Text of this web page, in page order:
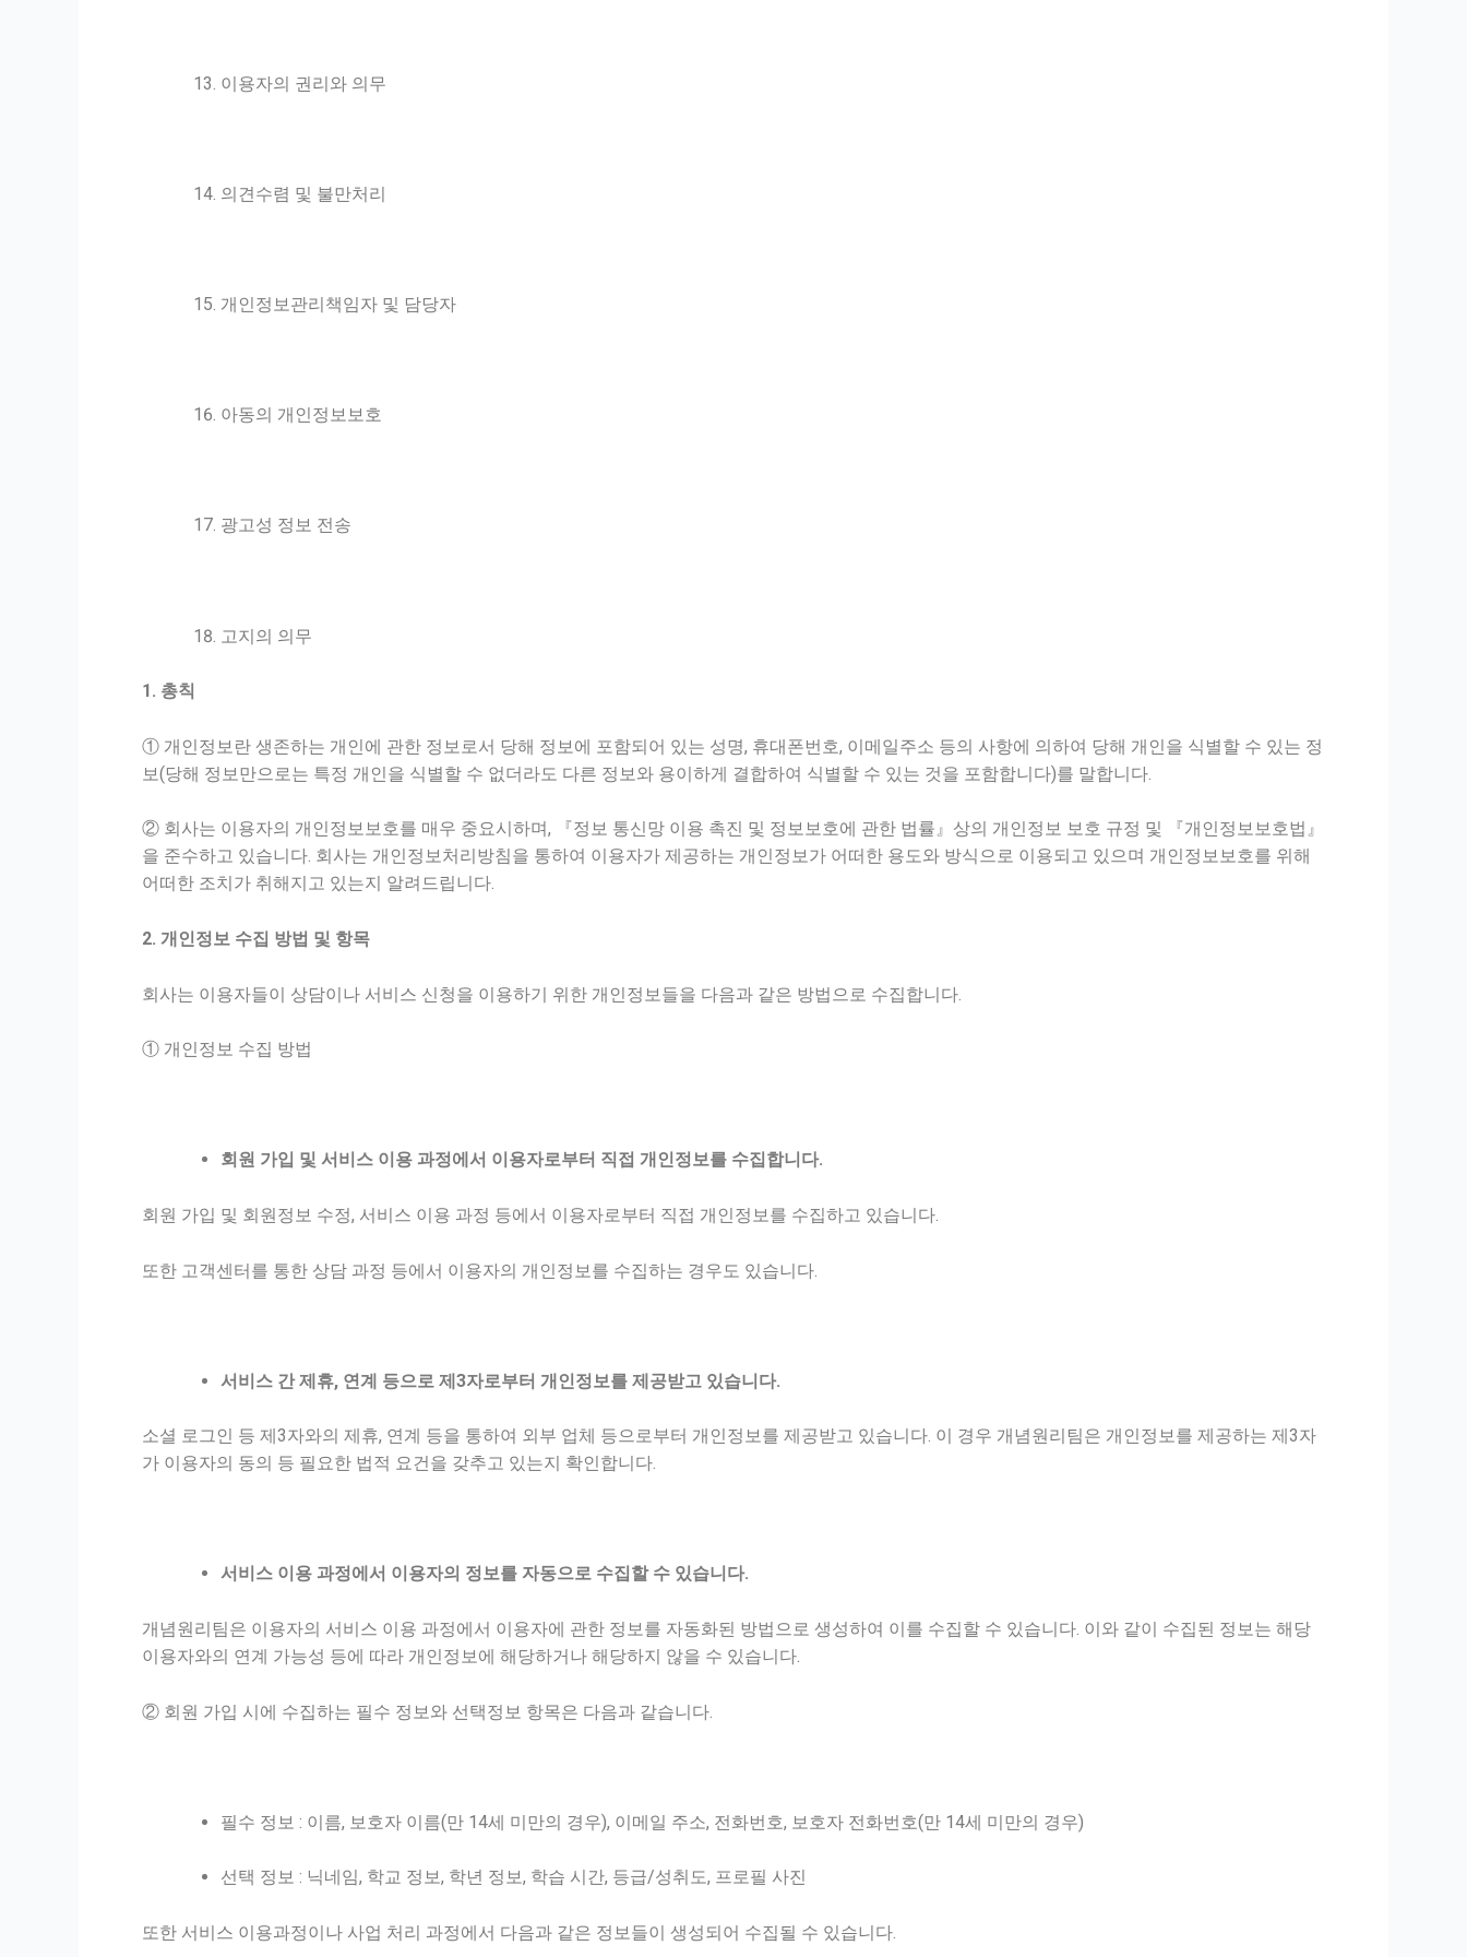
이용자의 권리와 의무
의견수렴 및 불만처리
개인정보관리책임자 및 담당자
아동의 개인정보보호
광고성 정보 전송
고지의 의무
1. 총칙
① 개인정보란 생존하는 개인에 관한 정보로서 당해 정보에 포함되어 있는 성명, 휴대폰번호, 이메일주소 등의 사항에 의하여 당해 개인을 식별할 수 있는 정
보(당해 정보만으로는 특정 개인을 식별할 수 없더라도 다른 정보와 용이하게 결합하여 식별할 수 있는 것을 포함합니다)를 말합니다.
② 회사는 이용자의 개인정보보호를 매우 중요시하며, 『정보 통신망 이용 촉진 및 정보보호에 관한 법률』상의 개인정보 보호 규정 및 『개인정보보호법』
을 준수하고 있습니다. 회사는 개인정보처리방침을 통하여 이용자가 제공하는 개인정보가 어떠한 용도와 방식으로 이용되고 있으며 개인정보보호를 위해
어떠한 조치가 취해지고 있는지 알려드립니다.
2. 개인정보 수집 방법 및 항목
회사는 이용자들이 상담이나 서비스 신청을 이용하기 위한 개인정보들을 다음과 같은 방법으로 수집합니다.
① 개인정보 수집 방법
회원 가입 및 서비스 이용 과정에서 이용자로부터 직접 개인정보를 수집합니다.
회원 가입 및 회원정보 수정, 서비스 이용 과정 등에서 이용자로부터 직접 개인정보를 수집하고 있습니다.
또한 고객센터를 통한 상담 과정 등에서 이용자의 개인정보를 수집하는 경우도 있습니다.
서비스 간 제휴, 연계 등으로 제3자로부터 개인정보를 제공받고 있습니다.
소셜 로그인 등 제3자와의 제휴, 연계 등을 통하여 외부 업체 등으로부터 개인정보를 제공받고 있습니다. 이 경우 개념원리팀은 개인정보를 제공하는 제3자
가 이용자의 동의 등 필요한 법적 요건을 갖추고 있는지 확인합니다.
서비스 이용 과정에서 이용자의 정보를 자동으로 수집할 수 있습니다.
개념원리팀은 이용자의 서비스 이용 과정에서 이용자에 관한 정보를 자동화된 방법으로 생성하여 이를 수집할 수 있습니다. 이와 같이 수집된 정보는 해당
이용자와의 연계 가능성 등에 따라 개인정보에 해당하거나 해당하지 않을 수 있습니다.
② 회원 가입 시에 수집하는 필수 정보와 선택정보 항목은 다음과 같습니다.
필수 정보 : 이름, 보호자 이름(만 14세 미만의 경우), 이메일 주소, 전화번호, 보호자 전화번호(만 14세 미만의 경우)
선택 정보 : 닉네임, 학교 정보, 학년 정보, 학습 시간, 등급/성취도, 프로필 사진
또한 서비스 이용과정이나 사업 처리 과정에서 다음과 같은 정보들이 생성되어 수집될 수 있습니다.